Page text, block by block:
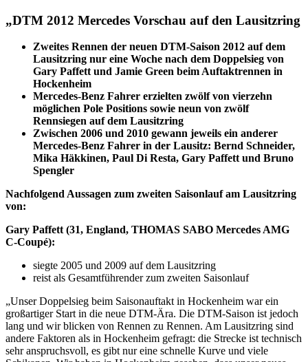
„DTM 2012 Mercedes Vorschau auf den Lausitzring
Zweites Rennen der neuen DTM-Saison 2012 auf dem
Lausitzring nur eine Woche nach dem Doppelsieg von
Gary Paffett und Jamie Green beim Auftaktrennen in
Hockenheim
Mercedes-Benz Fahrer erzielten zwölf von vierzehn
möglichen Pole Positions sowie neun von zwölf
Rennsiegen auf dem Lausitzring
Zwischen 2006 und 2010 gewann jeweils ein anderer
Mercedes-Benz Fahrer in der Lausitz: Bernd Schneider,
Mika Häkkinen, Paul Di Resta, Gary Paffett und Bruno
Spengler
Nachfolgend Aussagen zum zweiten Saisonlauf am Lausitzring
von:
Gary Paffett (31, England, THOMAS SABO Mercedes AMG
C-Coupé):
siegte 2005 und 2009 auf dem Lausitzring
reist als Gesamtführender zum zweiten Saisonlauf
„Unser Doppelsieg beim Saisonauftakt in Hockenheim war ein
großartiger Start in die neue DTM-Ära. Die DTM-Saison ist jedoch
lang und wir blicken von Rennen zu Rennen. Am Lausitzring sind
andere Faktoren als in Hockenheim gefragt: die Strecke ist technisch
sehr anspruchsvoll, es gibt nur eine schnelle Kurve und viele